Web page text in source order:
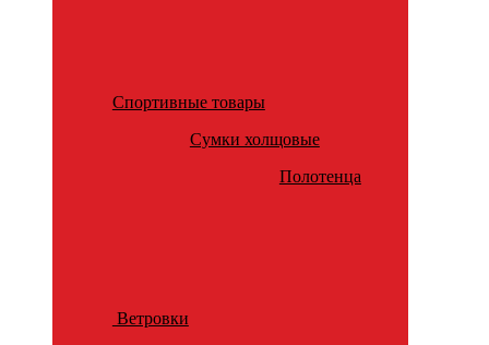
Спортивные товары
Сумки холщовые
Полотенца
Ветровки